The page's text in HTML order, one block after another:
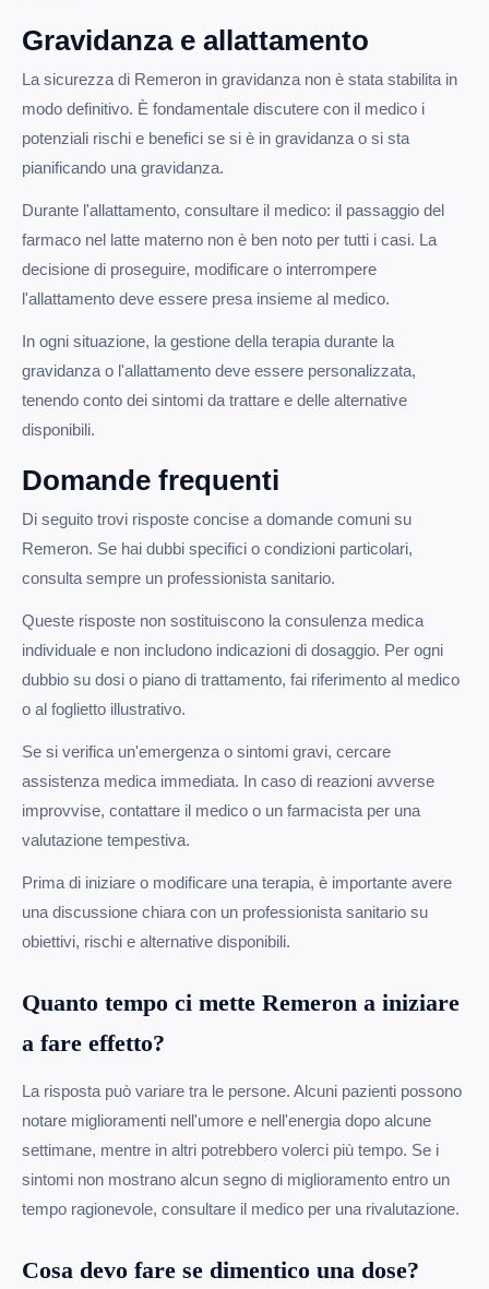
Gravidanza e allattamento
La sicurezza di Remeron in gravidanza non è stata stabilita in
modo definitivo. È fondamentale discutere con il medico i
potenziali rischi e benefici se si è in gravidanza o si sta
pianificando una gravidanza.
Durante l'allattamento, consultare il medico: il passaggio del
farmaco nel latte materno non è ben noto per tutti i casi. La
decisione di proseguire, modificare o interrompere
l'allattamento deve essere presa insieme al medico.
In ogni situazione, la gestione della terapia durante la
gravidanza o l'allattamento deve essere personalizzata,
tenendo conto dei sintomi da trattare e delle alternative
disponibili.
Domande frequenti
Di seguito trovi risposte concise a domande comuni su
Remeron. Se hai dubbi specifici o condizioni particolari,
consulta sempre un professionista sanitario.
Queste risposte non sostituiscono la consulenza medica
individuale e non includono indicazioni di dosaggio. Per ogni
dubbio su dosi o piano di trattamento, fai riferimento al medico
o al foglietto illustrativo.
Se si verifica un'emergenza o sintomi gravi, cercare
assistenza medica immediata. In caso di reazioni avverse
improvvise, contattare il medico o un farmacista per una
valutazione tempestiva.
Prima di iniziare o modificare una terapia, è importante avere
una discussione chiara con un professionista sanitario su
obiettivi, rischi e alternative disponibili.
Quanto tempo ci mette Remeron a iniziare
a fare effetto?
La risposta può variare tra le persone. Alcuni pazienti possono
notare miglioramenti nell'umore e nell'energia dopo alcune
settimane, mentre in altri potrebbero volerci più tempo. Se i
sintomi non mostrano alcun segno di miglioramento entro un
tempo ragionevole, consultare il medico per una rivalutazione.
Cosa devo fare se dimentico una dose?